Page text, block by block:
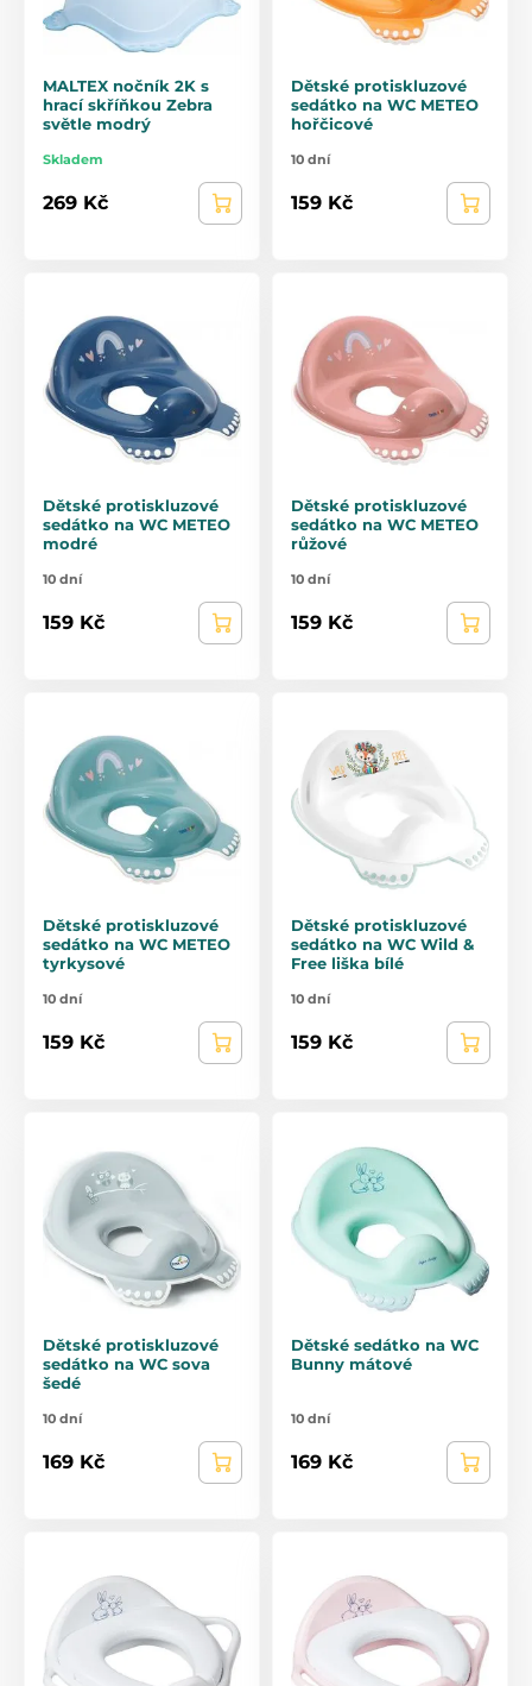
MALTEX nočník 2K s
hrací skříňkou Zebra
světle modrý
Skladem
269 Kč
Dětské protiskluzové
sedátko na WC METEO
hořčicové
10 dní
159 Kč
Dětské protiskluzové
sedátko na WC METEO
modré
10 dní
159 Kč
Dětské protiskluzové
sedátko na WC METEO
růžové
10 dní
159 Kč
Dětské protiskluzové
sedátko na WC METEO
tyrkysové
10 dní
159 Kč
Dětské protiskluzové
sedátko na WC Wild &
Free liška bílé
10 dní
159 Kč
Dětské protiskluzové
sedátko na WC sova
šedé
10 dní
169 Kč
Dětské sedátko na WC
Bunny mátové
10 dní
169 Kč